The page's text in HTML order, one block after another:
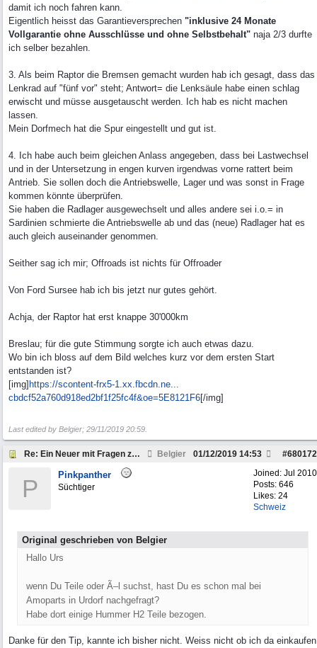
damit ich noch fahren kann.
Eigentlich heisst das Garantieversprechen "inklusive 24 Monate
Vollgarantie ohne Ausschlüsse und ohne Selbstbehalt" naja 2/3 durfte
ich selber bezahlen.
3. Als beim Raptor die Bremsen gemacht wurden hab ich gesagt, dass das
Lenkrad auf "fünf vor" steht; Antwort= die Lenksäule habe einen schlag
erwischt und müsse ausgetauscht werden. Ich hab es nicht machen
lassen.
Mein Dorfmech hat die Spur eingestellt und gut ist.
4. Ich habe auch beim gleichen Anlass angegeben, dass bei Lastwechsel
und in der Untersetzung in engen kurven irgendwas vorne rattert beim
Antrieb. Sie sollen doch die Antriebswelle, Lager und was sonst in Frage
kommen könnte überprüfen.
Sie haben die Radlager ausgewechselt und alles andere sei i.o.= in
Sardinien schmierte die Antriebswelle ab und das (neue) Radlager hat es
auch gleich auseinander genommen.
Seither sag ich mir; Offroads ist nichts für Offroader
Von Ford Sursee hab ich bis jetzt nur gutes gehört.
Achja, der Raptor hat erst knappe 30'000km
Breslau; für die gute Stimmung sorgte ich auch etwas dazu.
Wo bin ich bloss auf dem Bild welches kurz vor dem ersten Start
entstanden ist?
[img] https://scontent-frx5-1.xx.fbcdn.ne...
cbdcf52a760d918ed2bf1f25fc4f&oe=5E8121F6[/img]
Last edited by Belgier; 29/11/2019 20:59
Re: Ein Neuer mit Fragen zum Dodge Ram Belgier #680172
01/12/2019 14:53
Joined: Jul 2010
Posts: 646
Likes: 24
Schweiz
P Pinkpanther
Süchtiger
Original geschrieben von Belgier
Hallo Urs
wenn Du Teile oder Ã–l suchst, hast Du es schon mal bei
Amoparts in Urdorf nachgefragt?
Habe dort einige Hummer H2 Teile bezogen.
Danke für den Tip, kannte ich bisher nicht. Weiss nicht ob ich da einkaufen